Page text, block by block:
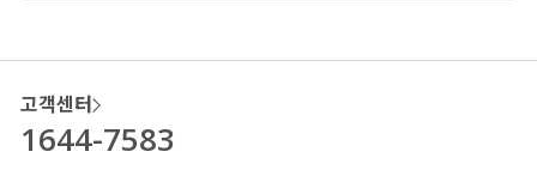
고객센터
1644-7583